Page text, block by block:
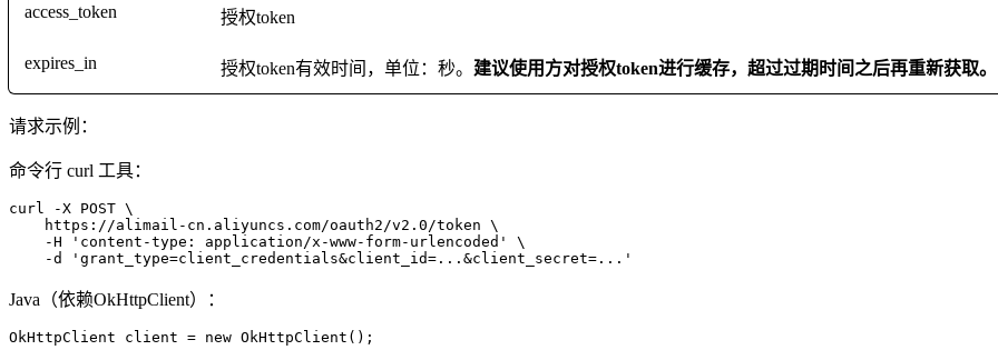
access_token 授权token
expires_in 授权token有效时间，单位：秒。 建议使用方对授权token进行缓存，超过过期时间之后再重新获取。
请求示例：
命令行 curl 工具：
curl -X POST \
https://alimail-cn.aliyuncs.com/oauth2/v2.0/token \
-H 'content-type: application/x-www-form-urlencoded' \
-d 'grant_type=client_credentials&client_id=...&client_secret=...'
Java（依赖OkHttpClient）：
OkHttpClient client = new OkHttpClient();